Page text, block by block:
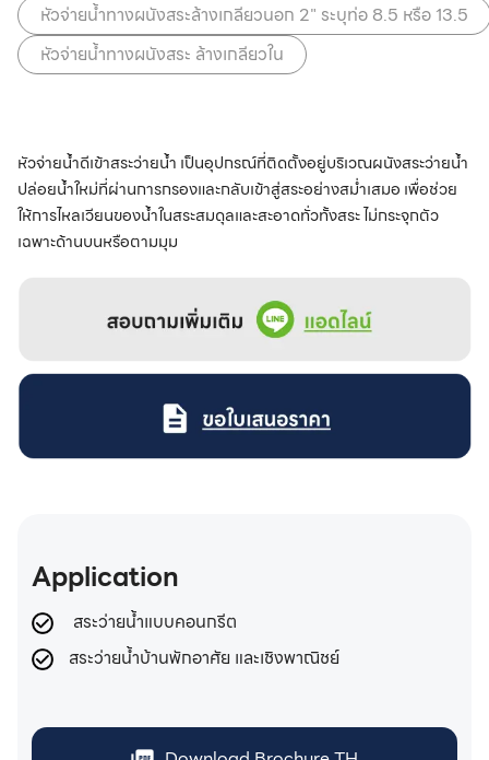
หัวจ่ายน้ำทางผนังสระล้างเกลียวนอก 2" ระบุท่อ 8.5 หรือ 13.5
หัวจ่ายน้ำทางผนังสระ ล้างเกลียวใน
หัวจ่ายน้ำดีเข้าสระว่ายน้ำ เป็นอุปกรณ์ที่ติดตั้งอยู่บริเวณผนังสระว่ายน้ำ
ปล่อยน้ำใหม่ที่ผ่านการกรองและกลับเข้าสู่สระอย่างสม่ำเสมอ เพื่อช่วย
ให้การไหลเวียนของน้ำในสระสมดุลและสะอาดทั่วทั้งสระ ไม่กระจุกตัว
เฉพาะด้านบนหรือตามมุม
Application
สระว่ายน้ำแบบคอนกรีต
สระว่ายน้ำบ้านพักอาศัย และเชิงพาณิชย์